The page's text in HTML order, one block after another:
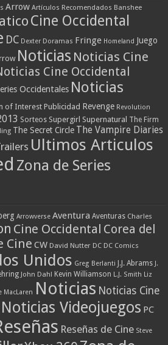
Arrow Artículos Recomendados Banshee
Cine Occidental
DC Dexter Doramas Fringe Homeland Juego
Noticias Noticias Cine
Cine Occidental
Occidentales Noticias
of Interest Publicidad Revenge Revolution
Sorteos Supergirl Supernatural The Firm
The Secret Circle The Vampire Diaries
Ultimos Articulos
Zona de Series
Arrowverse Aventura Aventuras Charles
Cine Occidental Corea del
Cine CW David Nutter DC DC Comics
Unidos Greg Berlanti J.J. Abrams J.
John Dahl Kevin Williamson L.J. Smith Liz
MacLaren Noticias Noticias Cine
Noticias Videojuegos PC
Reseñas de Cine Steve